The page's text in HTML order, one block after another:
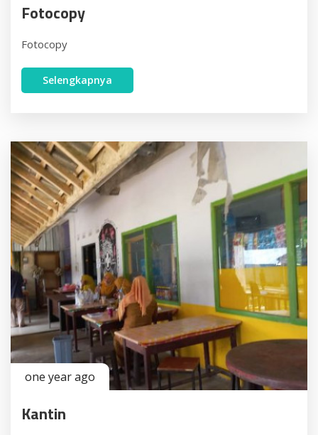
Fotocopy
Fotocopy
Selengkapnya
one year ago
Kantin